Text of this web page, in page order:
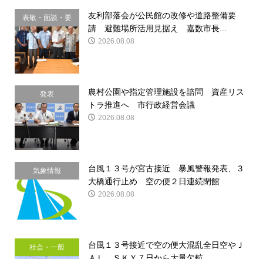
表敬・面談・要
請
友利部落会が公民館の改修や道路整備要
請 避難場所活用見据え 嘉数市長...
2026.08.08
発表
農村公園や指定管理施設を諮問 資産リス
トラ推進へ 市行政経営会議
2026.08.08
気象情報
台風１３号が宮古接近 暴風警報発表、３
大橋通行止め 空の便２日連続閉館
2026.08.08
社会・一般
台風１３号接近で空の便大混乱全日空やＪ